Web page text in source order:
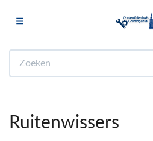
(Doe het zelf)
(Huishouden en Wonen)
Toggle navigation
Ruitenwissers